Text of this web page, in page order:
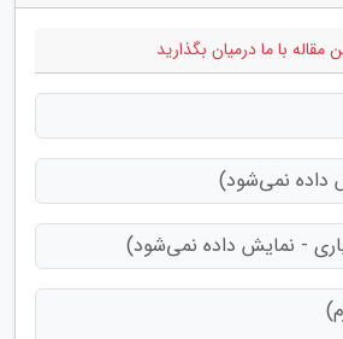
مقاله با ما درمیان بگذارید